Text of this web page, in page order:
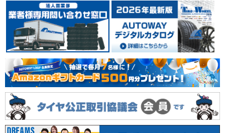
純正タイヤに多く採用され、その装着車種は、スーパー
カーからコンパクトカーまで幅広く、 自動車メーカーか
らの信頼も厚いタイヤメーカーです。
総合評価：35件 4.39
YOKOHAMA
ヨコハマ
日本を代表するタイヤメーカーのひとつYOKOHAMA
（ヨコハマ）。 1917年の創業以来、タイヤをはじめ、
工業用品、スポーツ用品等、数々の製品を世に送り出し
てきました。 1954年には、日本初のチューブレスタイ
ヤを生産。 常に技術の先端に挑戦し、新しい価値を創り
出しながら成長し続けています。
総合評価：78件 4.66